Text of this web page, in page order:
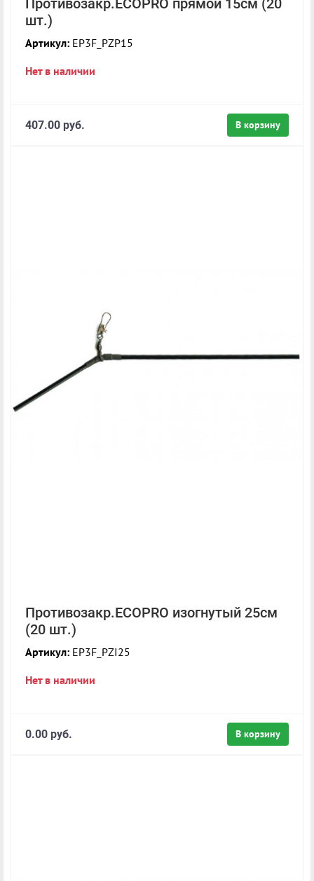
шт.)
Артикул: EP3F_PZP15
Нет в наличии
В корзину
407.00 руб.
Противозакр.ECOPRO изогнутый 25см
(20 шт.)
Артикул: EP3F_PZI25
Нет в наличии
В корзину
0.00 руб.